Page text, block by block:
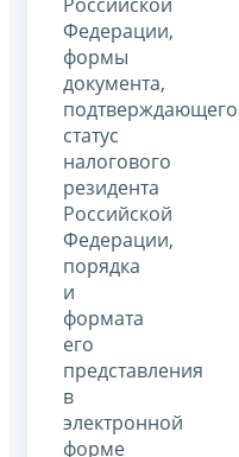
Федерации,
формы
документа,
подтверждающего
статус
налогового
резидента
Российской
Федерации,
порядка
и
формата
его
представления
в
электронной
форме